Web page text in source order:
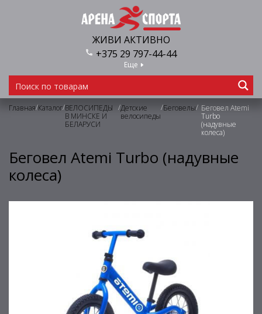
ЖИВИ АКТИВНО
+375 29 797-44-44
Еще
Главная/Каталог/ВЕЛОСИПЕДЫ
В МИНСКЕ И
БЕЛАРУСИ
/Детские
велосипеды
/Беговелы/ Беговел Atemi
Turbo
(надувные
колеса)
Беговел Atemi Turbo (надувные
колеса)